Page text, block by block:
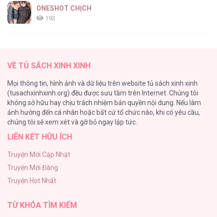
ONESHOT CHỊCH
193
184
Cuộc Sống Sung Sướng Trong Tù
140
Đứa Nhỏ Không Phải Là Con Anh
Mùa Xuân Hoa Nở
104
VỀ TỦ SÁCH XINH XINH
Mọi thông tin, hình ảnh và dữ liệu trên website tủ sách xinh xinh
(tusachxinhxinh.org) đều được sưu tầm trên Internet. Chúng tôi
không sở hữu hay chịu trách nhiệm bản quyền nội dung. Nếu làm
ảnh hưởng đến cá nhân hoặc bất cứ tổ chức nào, khi có yêu cầu,
chúng tôi sẽ xem xét và gỡ bỏ ngay lập tức.
LIÊN KẾT HỮU ÍCH
Truyện Mới Cập Nhật
Truyện Mới Đăng
Truyện Hot Nhất
TỪ KHÓA TÌM KIẾM